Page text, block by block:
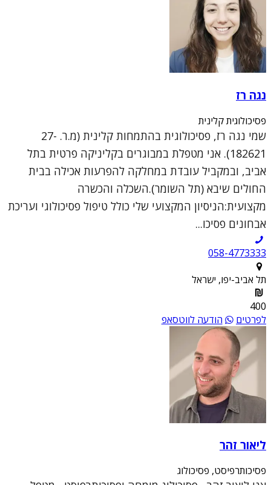
נגה רז
פסיכולוגית קלינית
שמי נגה רז, פסיכולוגית בהתמחות קלינית (מ.ר. 27-
182621). אני מטפלת במבוגרים בקליניקה פרטית בתל
אביב, ובמקביל עובדת במחלקה להפרעות אכילה בבית
החולים שיבא (תל השומר).השכלה והכשרה
מקצועית:הניסיון המקצועי שלי כולל טיפול פסיכולוגי ועריכת
אבחונים פסיכו...
058-4773333
תל אביב-יפו, ישראל
400
לפרטים
הודעה לווטסאפ
ליאור זהר
פסיכותרפיסט, פסיכולוג